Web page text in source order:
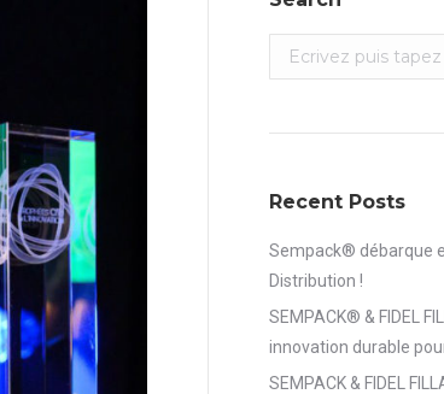
Search:
Recent Posts
Sempack® débarque
Distribution !
SEMPACK® & FIDEL
innovation durable
SEMPACK & FIDEL